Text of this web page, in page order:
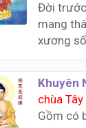
Đời
mang
xương
Khuyên
chùa
Gồm có